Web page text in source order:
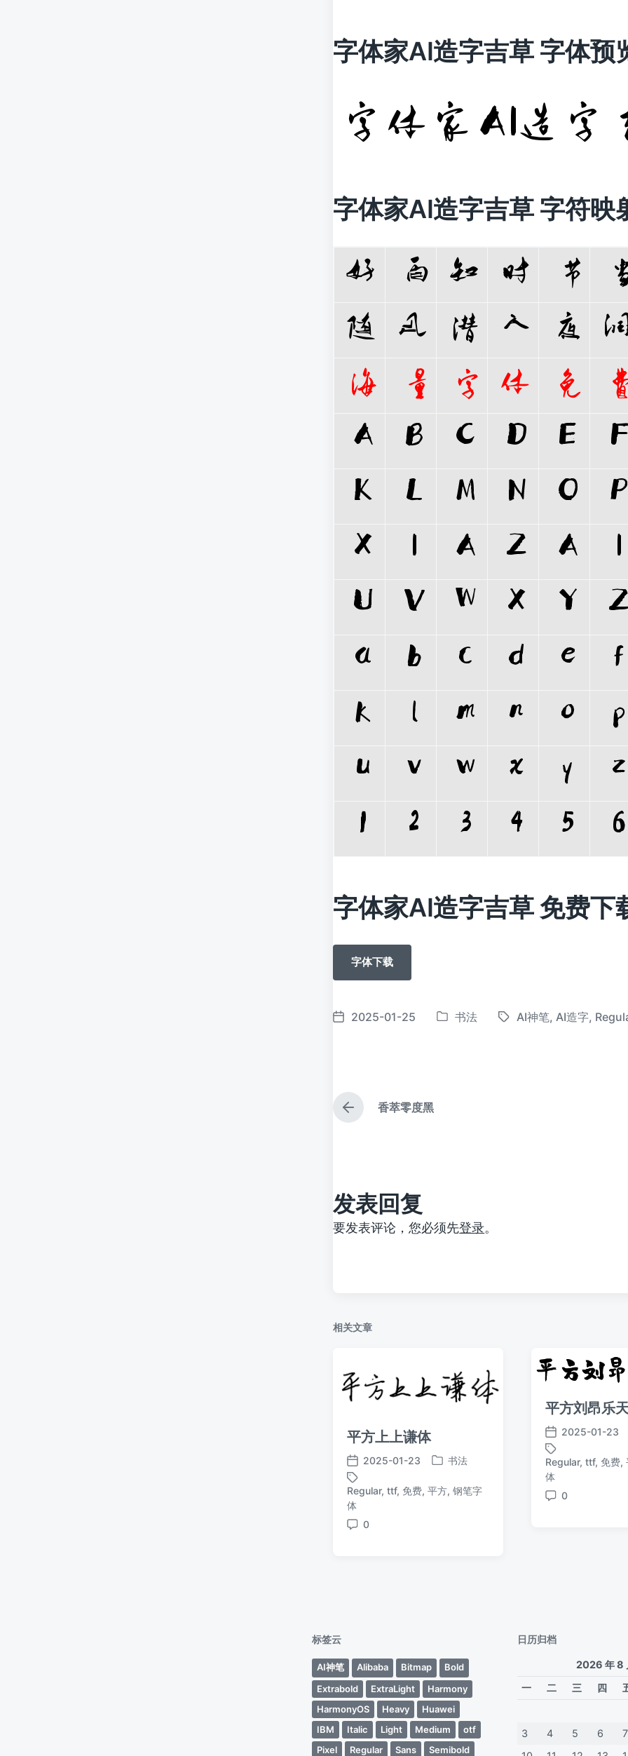
字体家AI造字吉草 字体预
字体家AI造字吉草 字符映
字体家AI造字吉草 免费下
字体下载
发
2025-01-25
发
书法
标
AI神笔, AI造字,
上
篇
香萃零度黑
发表回复
要发表评论，您必须先登录。
相关文章
平方上上谦体
发
布
日
期
2025-01-23
发
于
书法
标
签
Regular,ttf, 免费,平方,钢笔字
体
评
0
平方刘昂乐
发
布
日
期
2025-01-23
标
签
Regular,ttf, 免费,
体
评
0
标签云
AI神笔 Alibaba Bitmap
Bold
Extrabold
ExtraLight
Harmony
HarmonyOS
Heavy
Huawei
IBM
Italic Light Medium
otf
Pixel
Regular Sans Semibold
日历归档
2026 年 8
一
二 三 四
3 4 5 6
7